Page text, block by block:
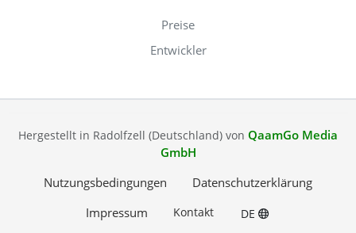
Preise
Entwickler
Hergestellt in Radolfzell (Deutschland) von QaamGo Media
GmbH
Nutzungsbedingungen
Datenschutzerklärung
Impressum
Kontakt DE